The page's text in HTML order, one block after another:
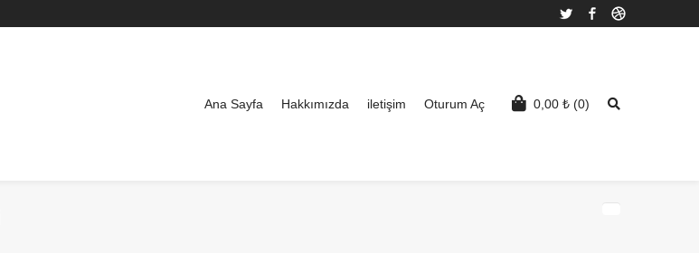
Twitter Facebook
0,00 ₺ (0)
Ana Sayfa Hakkımızda iletişim Oturum Aç